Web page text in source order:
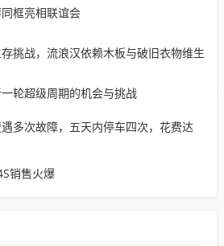
框亮相联谊会
挑战，流浪汉依赖木板与破旧衣物维生
轮超级周期的机会与挑战
多次故障，五天内停车四次，花费达
销售火爆